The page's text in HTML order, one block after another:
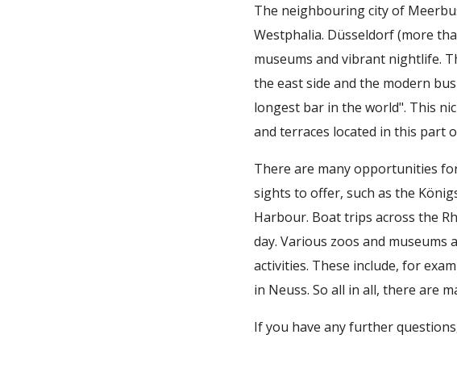
The neighbouring city of
Westphalia. Düsseldorf (more
museums and vibrant nightlife.
the east side and the modern
longest bar in the world". This
and terraces located in this part
There are many opportunities
sights to offer, such as the
Harbour. Boat trips across the
day. Various zoos and museums
activities. These include, for
in Neuss. So all in all, there are
If you have any further